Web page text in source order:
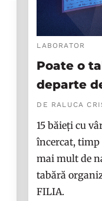
LABORATOR
Poate o
departe
DE RALUCA
15 băieți cu
încercat, timp
mai mult de
tabără
FILIA.